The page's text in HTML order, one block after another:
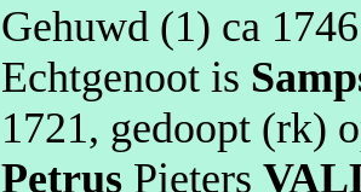
Gehuwd (1) ca 1746
Echtgenoot is
1721, gedoopt (rk)
Petrus Pieters